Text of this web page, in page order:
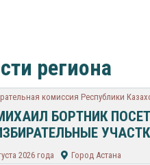
региона
комиссия Республики
БОРТНИК
2026 года Город Астана